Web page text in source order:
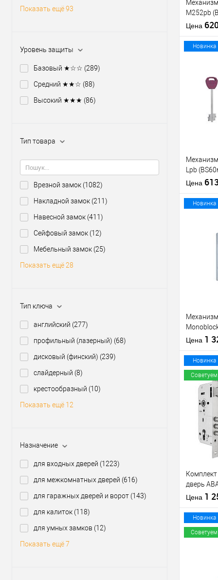
Показать ещё 93
Уровень защиты
Базовый ★☆☆ (289)
Средний ★★☆ (88)
Высокий ★★★ (86)
Тип товара
Врезной замок (1082)
Накладной замок (211)
Навесной замок (411)
Сейфовый замок (12)
Мебельный замок (25)
Показать ещё 28
Тип ключа
английский (277)
профильный (лазерный) (68)
дисковый (финский) (239)
слайдерный (8)
крестообразный (10)
Показать ещё 12
Назначение
для входных дверей (1223)
для межкомнатных дверей (616)
для гаражных дверей и ворот (143)
для калиток (118)
для умных замков (12)
Показать ещё 7
M252pb
никель
Цена
В
Материал
Межосевое
Новинка
Lpb
5 ключей
Цена
В
Материал
Страна
Статус (гурт)
Новинка
матовый
Цена 1
Купить
клик
В
Материал
Страна
Статус
Новинка
Советуем
дверь
Цена 1
Новинка
Советуем